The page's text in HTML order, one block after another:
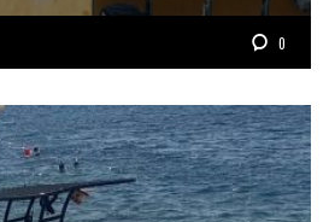
0